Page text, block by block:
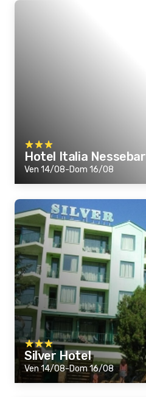
Hotel Italia Nessebar
Ven 14/08-Dom 16/08
Silver Hotel
Ven 14/08-Dom 16/08